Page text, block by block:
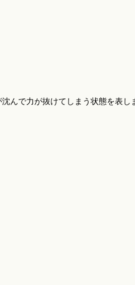
んで力が抜けてしまう状態を表